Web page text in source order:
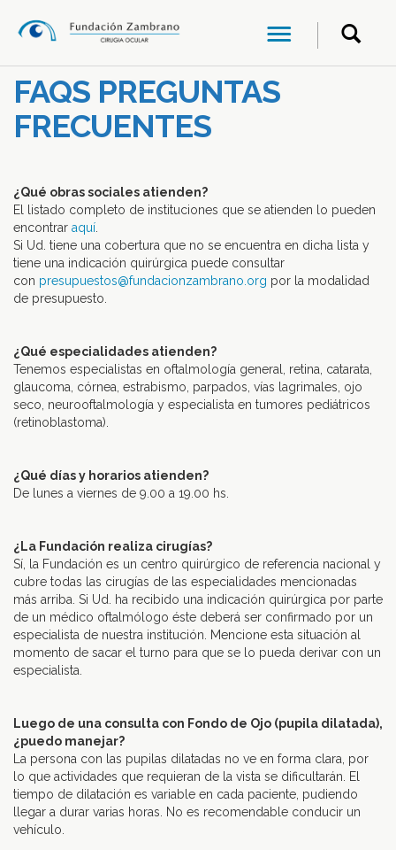
FAQS PREGUNTAS
FRECUENTES
¿Qué obras sociales atienden?
El listado completo de instituciones que se atienden lo pueden
encontrar aquí
Si Ud. tiene una cobertura que no se encuentra en dicha lista y
tiene una indicación quirúrgica puede consultar
con presupuestos@fundacionzambrano.org por la modalidad
de presupuesto.
¿Qué especialidades atienden?
Tenemos especialistas en oftalmología general, retina, catarata,
glaucoma, córnea, estrabismo, parpados, vías lagrimales, ojo
seco, neurooftalmología y especialista en tumores pediátricos
(retinoblastoma).
¿Qué días y horarios atienden?
De lunes a viernes de 9.00 a 19.00 hs.
¿La Fundación realiza cirugías?
Sí, la Fundación es un centro quirúrgico de referencia nacional y
cubre todas las cirugías de las especialidades mencionadas
más arriba. Si Ud. ha recibido una indicación quirúrgica por parte
de un médico oftalmólogo éste deberá ser confirmado por un
especialista de nuestra institución. Mencione esta situación al
momento de sacar el turno para que se lo pueda derivar con un
especialista.
Luego de una consulta con Fondo de Ojo (pupila dilatada),
¿puedo manejar?
La persona con las pupilas dilatadas no ve en forma clara, por
lo que actividades que requieran de la vista se dificultarán. El
tiempo de dilatación es variable en cada paciente, pudiendo
llegar a durar varias horas. No es recomendable conducir un
vehículo.